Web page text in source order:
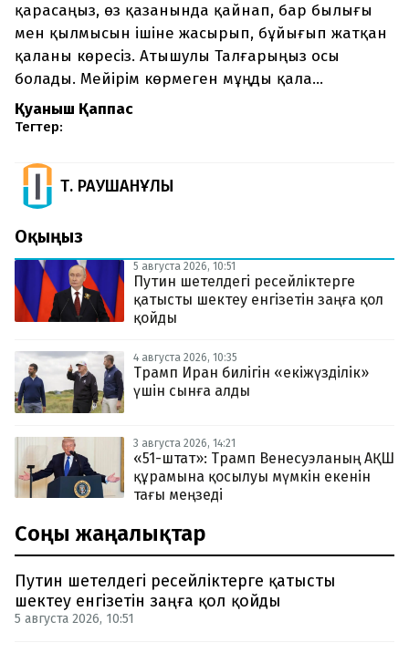
қарасаңыз, өз қазанында қайнап, бар былығы
мен қылмысын ішіне жасырып, бұйығып жатқан
қаланы көресіз. Атышулы Талғарыңыз осы
болады. Мейірім көрмеген мұңды қала...
Қуаныш Қаппас
Тегтер:
Т. РАУШАНҰЛЫ
Оқыңыз
5 августа 2026, 10:51
Путин шетелдегі ресейліктерге
қатысты шектеу енгізетін заңға қол
қойды
4 августа 2026, 10:35
Трамп Иран билігін «екіжүзділік»
үшін сынға алды
3 августа 2026, 14:21
«51-штат»: Трамп Венесуэланың АҚШ
құрамына қосылуы мүмкін екенін
тағы меңзеді
Соңғы жаңалықтар
Путин шетелдегі ресейліктерге қатысты
шектеу енгізетін заңға қол қойды
5 августа 2026, 10:51